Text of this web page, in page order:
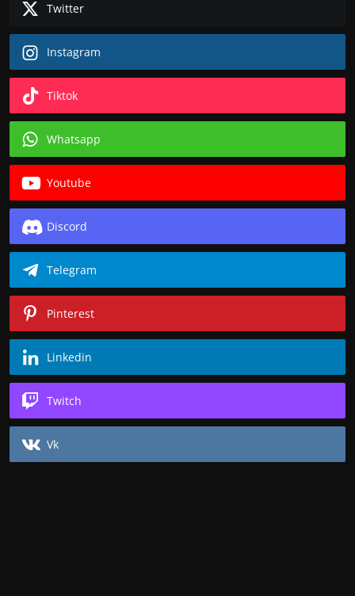
Twitter
Instagram
Tiktok
Whatsapp
Youtube
Discord
Telegram
Pinterest
Linkedin
Twitch
Vk